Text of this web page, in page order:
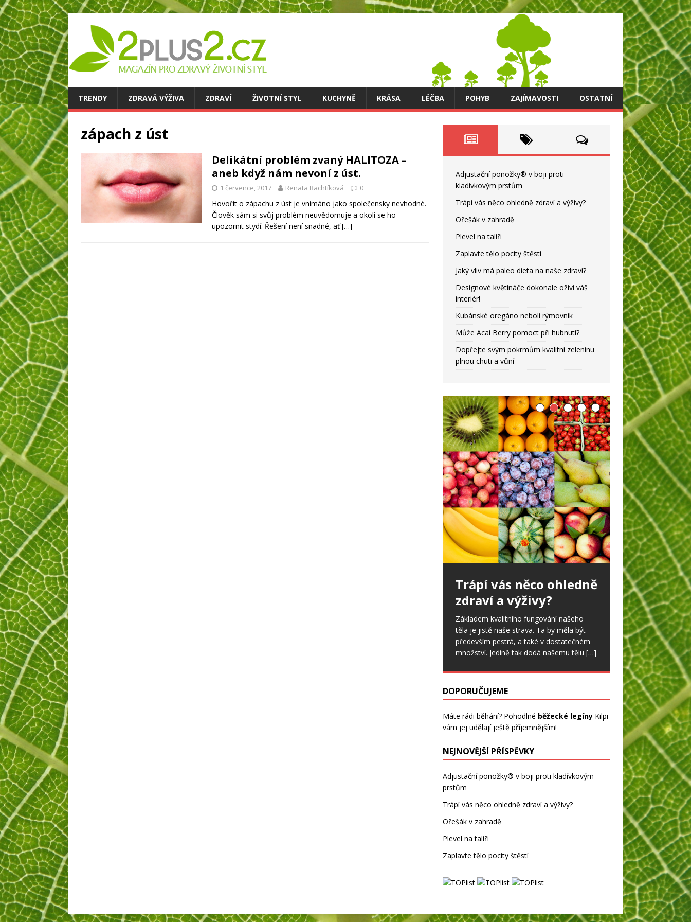
TRENDY ZDRAVÁ VÝŽIVA ZDRAVÍ ŽIVOTNÍ STYL KUCHYNĚ KRÁSA LÉČBA POHYB ZAJÍMAVOSTI OSTATNÍ
zápach z úst
Delikátní problém zvaný HALITOZA –
aneb když nám nevoní z úst.
1 července, 2017 Renata Bachtíková 0
Hovořit o zápachu z úst je vnímáno jako společensky nevhodné.
Člověk sám si svůj problém neuvědomuje a okolí se ho
upozornit stydí. Řešení není snadné, ať[…]
Adjustační ponožky® v boji proti
kladívkovým prstům
Trápí vás něco ohledně zdraví a výživy?
Ořešák v zahradě
Plevel na talíři
Zaplavte tělo pocity štěstí
Jaký vliv má paleo dieta na naše zdraví?
Designové květináče dokonale oživí váš
interiér!
Kubánské oregáno neboli rýmovník
Může Acai Berry pomoct při hubnutí?
Dopřejte svým pokrmům kvalitní zeleninu
plnou chuti a vůní
Trápí vás něco ohledně
zdraví a výživy?
Základem kvalitního fungování našeho
těla je jistě naše strava. Ta by měla být
především pestrá, a také v dostatečném
množství. Jedině tak dodá našemu tělu […]
Ořešák v zahradě
Statné ořešáky jsou dnes v zahradách
vidět jen málo. To by se však mohlo
změnit, neboť nově vyšlechtěné odrůdy
plodí časně a daří se jim
DOPORUČUJEME
Máte rádi běhání? Pohodlné běžecké legínyKilpi
vám jej udělají ještě příjemnějším!
NEJNOVĚJŠÍ PŘÍSPĚVKY
Adjustační ponožky® v boji proti kladívkovým
prstům
Trápí vás něco ohledně zdraví a výživy?
Ořešák v zahradě
Plevel na talíři
Zaplavte tělo pocity štěstí